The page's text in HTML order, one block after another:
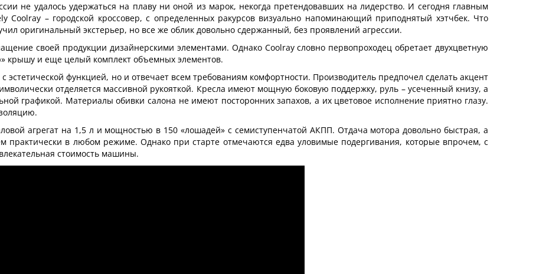
не удалось удержаться на плаву ни оной из марок, некогда претендовавших на лидерство. И сегодня главным
Coolray – городской кроссовер, с определенных ракурсов визуально напоминающий приподнятый хэтчбек. Что
оригинальный экстерьер, но все же облик довольно сдержанный, без проявлений агрессии.
своей продукции дизайнерскими элементами. Однако Coolray словно первопроходец обретает двухцветную
крышу и еще целый комплект объемных элементов.
эстетической функцией, но и отвечает всем требованиям комфортности. Производитель предпочел сделать акцент
отделяется массивной рукояткой. Кресла имеют мощную боковую поддержку, руль – усеченный книзу, а
графикой. Материалы обивки салона не имеют посторонних запахов, а их цветовое исполнение приятно глазу.
агрегат на 1,5 л и мощностью в 150 «лошадей» с семиступенчатой АКПП. Отдача мотора довольно быстрая, а
практически в любом режиме. Однако при старте отмечаются едва уловимые подергивания, которые впрочем, с
стоимость машины.